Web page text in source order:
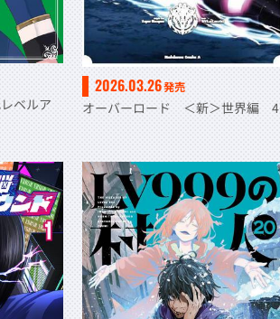
ベルア
2026.03.26発売
オーバーロード ＜新＞世界編 4